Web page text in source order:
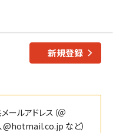
新規登録
ールアドレス（＠
など）